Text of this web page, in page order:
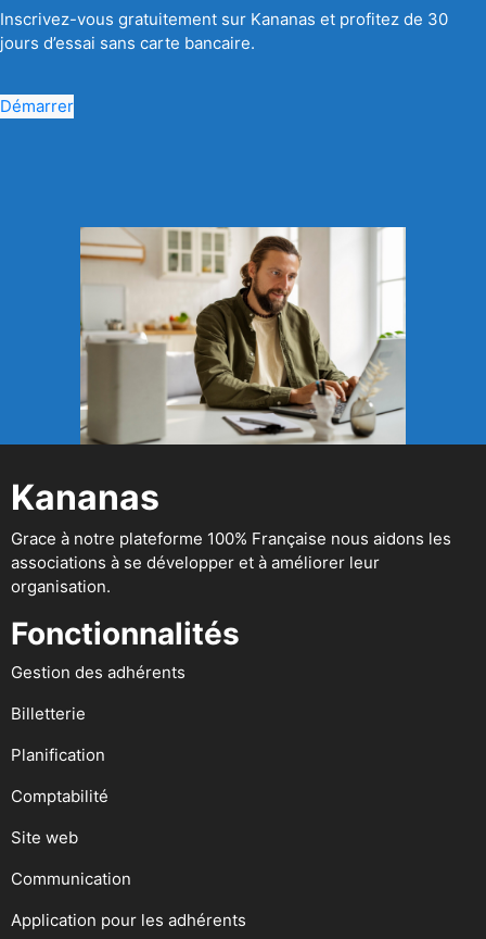
Inscrivez-vous gratuitement sur Kananas et profitez de 30
jours d’essai sans carte bancaire.
Démarrer
Kananas
Grace à notre plateforme 100% Française nous aidons les
associations à se développer et à améliorer leur
organisation.
Fonctionnalités
Gestion des adhérents
Billetterie
Planification
Comptabilité
Site web
Communication
Application pour les adhérents